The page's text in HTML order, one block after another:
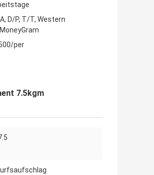
D/P, T/T, Western
per
7.5kgm